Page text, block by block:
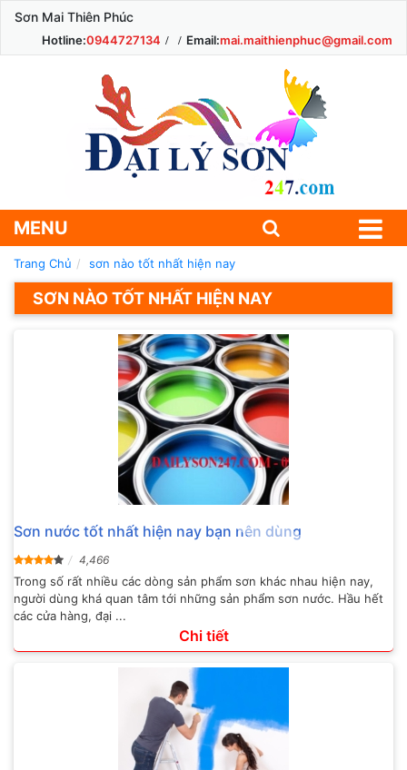
Sơn Mai Thiên Phúc
Hotline:0944727134 Email:mai.maithienphuc@gmail.com
MENU
Trang Chủ sơn nào tốt nhất hiện nay
SƠN NÀO TỐT NHẤT HIỆN NAY
Sơn nước tốt nhất hiện nay bạn nên dùng
4,466
Trong số rất nhiều các dòng sản phẩm sơn khác nhau hiện nay,
người dùng khá quan tâm tới những sản phẩm sơn nước. Hầu hết
các cửa hàng, đại ...
Chi tiết